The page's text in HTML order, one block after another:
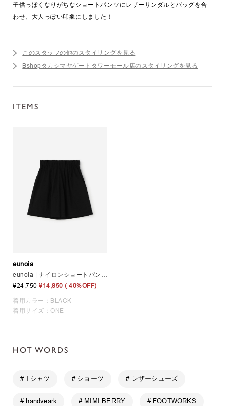
子供っぽくなりがちなショートパンツにレザーサンダルとバッグを合
わせ、大人っぽい印象にしました！
このスタッフの他のスタイリングを見る
Bshopタカシマヤゲートタワーモール店のスタイリングを見る
ITEMS
eunoia
eunoia | ナイロンショートパンツ WOMEN
¥24,750 ¥14,850 ( 40%OFF)
着用カラー：BLACK
着用サイズ：ONE
HOT WORDS
# Tシャツ # ショーツ # レザーシューズ
# handveark # MIMI BERRY # FOOTWORKS